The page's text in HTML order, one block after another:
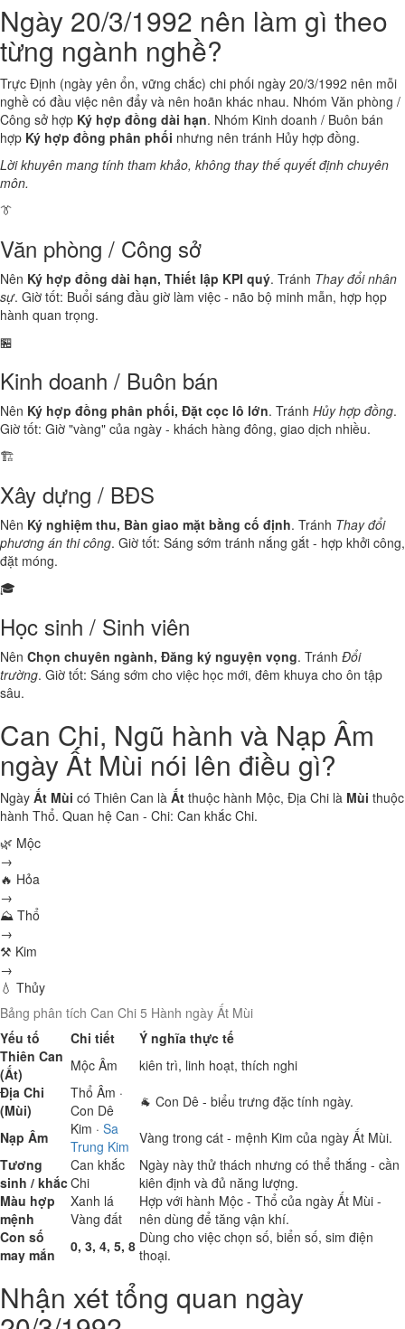
Ngày 20/3/1992 nên làm gì theo
từng ngành nghề?
Trực Định (ngày yên ổn, vững chắc) chi phối ngày 20/3/1992 nên mỗi
nghề có đầu việc nên đẩy và nên hoãn khác nhau. Nhóm Văn phòng /
Công sở hợp Ký hợp đồng dài hạn. Nhóm Kinh doanh / Buôn bán
hợp Ký hợp đồng phân phối nhưng nên tránh Hủy hợp đồng.
Lời khuyên mang tính tham khảo, không thay thế quyết định chuyên
môn.
👔
Văn phòng / Công sở
Nên Ký hợp đồng dài hạn, Thiết lập KPI quý. Tránh Thay đổi nhân
sự. Giờ tốt: Buổi sáng đầu giờ làm việc - não bộ minh mẫn, hợp họp
hành quan trọng.
🏪
Kinh doanh / Buôn bán
Nên Ký hợp đồng phân phối, Đặt cọc lô lớn. Tránh Hủy hợp đồng.
Giờ tốt: Giờ "vàng" của ngày - khách hàng đông, giao dịch nhiều.
🏗️
Xây dựng / BĐS
Nên Ký nghiệm thu, Bàn giao mặt bằng cố định. Tránh Thay đổi
phương án thi công. Giờ tốt: Sáng sớm tránh nắng gắt - hợp khởi công,
đặt móng.
🎓
Học sinh / Sinh viên
Nên Chọn chuyên ngành, Đăng ký nguyện vọng. Tránh Đổi
trường. Giờ tốt: Sáng sớm cho việc học mới, đêm khuya cho ôn tập
sâu.
Can Chi, Ngũ hành và Nạp Âm
ngày Ất Mùi nói lên điều gì?
Ngày Ất Mùi có Thiên Can là Ất thuộc hành Mộc, Địa Chi là Mùi thuộc
hành Thổ. Quan hệ Can - Chi: Can khắc Chi.
🌿 Mộc
→
🔥 Hỏa
→
⛰ Thổ
→
⚒ Kim
→
💧 Thủy
Bảng phân tích Can Chi 5 Hành ngày Ất Mùi
Yếu tố
Chi tiết
Ý nghĩa thực tế
Thiên Can
(Ất)
Mộc Âm
kiên trì, linh hoạt, thích nghi
Địa Chi
(Mùi)
Thổ Âm ·
Con Dê
🐐 Con Dê - biểu trưng đặc tính ngày.
Nạp Âm
Kim · Sa
Trung Kim Vàng trong cát - mệnh Kim của ngày Ất Mùi.
Tương
sinh / khắc
Can khắc
Chi
Ngày này thử thách nhưng có thể thắng - cần
kiên định và đủ năng lượng.
Màu hợp
mệnh
Xanh lá
Vàng đất
Hợp với hành Mộc - Thổ của ngày Ất Mùi -
nên dùng để tăng vận khí.
Con số
may mắn
0, 3, 4, 5, 8 Dùng cho việc chọn số, biển số, sim điện
thoại.
Nhận xét tổng quan ngày